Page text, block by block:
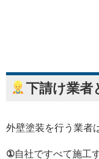
下請け業者
外壁塗装を行う業者
①自社ですべて施工